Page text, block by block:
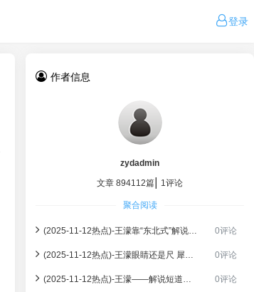
登录
作者信息
zydadmin
文章 894112篇
1评论
聚合阅读
(2025-11-12热点)-王濛靠“东北式”解说走红，真实学历亮眼，怪不得说自己眼睛是尺 0评论
(2025-11-12热点)-王濛眼睛还是尺 犀利看到羽毛球出界，同行还没反应过来！ 0评论
(2025-11-12热点)-王濛——解说短道速滑—— “我的眼睛就是尺”的背后 0评论